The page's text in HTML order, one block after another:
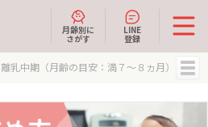
月齢別に
さがす
LINE
登録
離乳中期（月齢の目安：満７～８ヵ月）